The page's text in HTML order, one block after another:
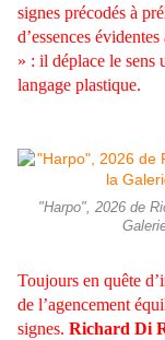
signes précodés à
d’essences
» : il déplace le sens
langage plastique.
"Harpo", 2026 de
Toujours en quête
de l’agencement
signes. Richard Di